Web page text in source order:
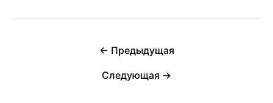
← Предыдущая
Следующая →